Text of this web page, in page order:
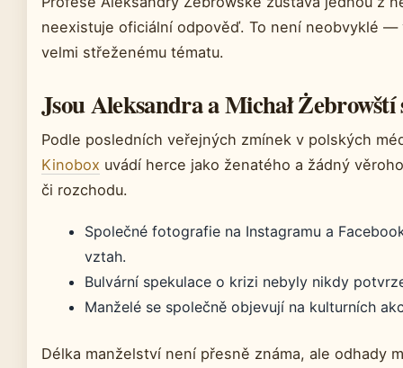
neexistuje oficiální odpověď. To není neobvyklé —
velmi střeženému tématu.
Jsou Aleksandra a Michał Żebrowští
Podle posledních veřejných zmínek v polských
Kinobox uvádí herce jako ženatého a žádný
či rozchodu.
Společné fotografie na Instagramu a
vztah.
Bulvární spekulace o krizi nebyly nikdy
Manželé se společně objevují na kulturních
Délka manželství není přesně známa, ale odhady